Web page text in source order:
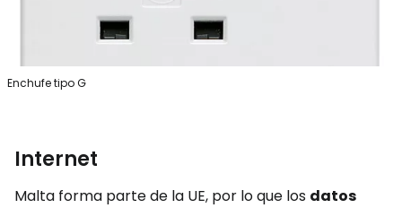
Enchufe tipo G
Internet
Malta forma parte de la UE, por lo que los datos